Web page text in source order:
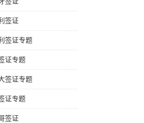
签证
签证专题
证专题
签证专题
证专题
签证